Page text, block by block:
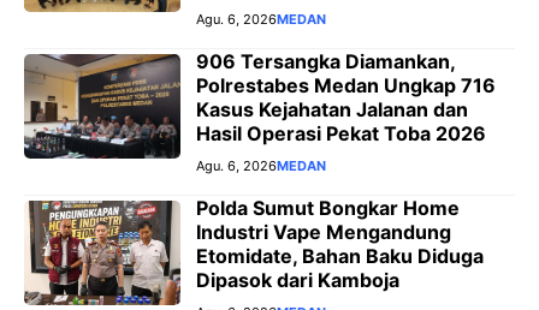
Agu. 6, 2026MEDAN
906 Tersangka Diamankan,
Polrestabes Medan Ungkap 716
Kasus Kejahatan Jalanan dan
Hasil Operasi Pekat Toba 2026
Agu. 6, 2026MEDAN
Polda Sumut Bongkar Home
Industri Vape Mengandung
Etomidate, Bahan Baku Diduga
Dipasok dari Kamboja